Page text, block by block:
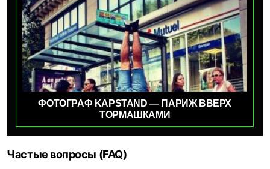
ФОТОГРАФ KAPSTAND — ПАРИЖ ВВЕРХ
ТОРМАШКАМИ
Частые вопросы (FAQ)